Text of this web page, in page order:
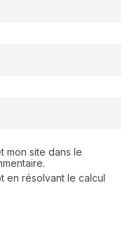
mon site dans le
en résolvant le calcul